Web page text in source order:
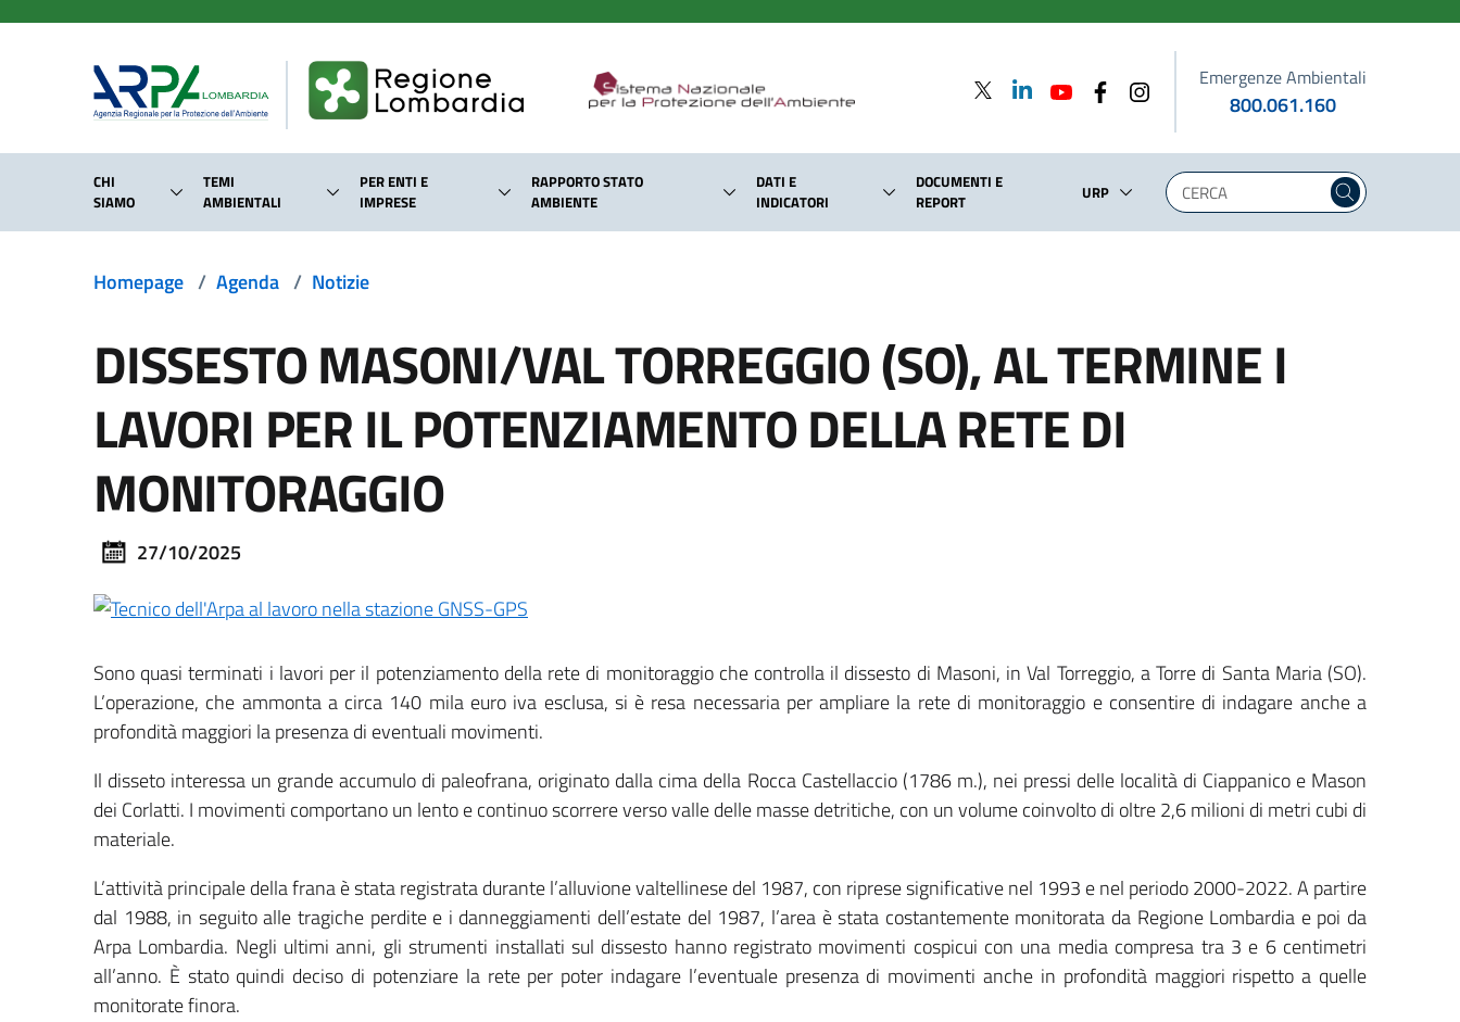
Emergenze Ambientali
800.061.160
CHI
SIAMO
TEMI
AMBIENTALI
PER ENTI E
IMPRESE
RAPPORTO STATO
AMBIENTE
DATI E
INDICATORI
DOCUMENTI E
REPORT
URP
Homepage / Agenda / Notizie
DISSESTO MASONI/VAL TORREGGIO (SO), AL TERMINE I
LAVORI PER IL POTENZIAMENTO DELLA RETE DI
MONITORAGGIO
27/10/2025
Sono quasi terminati i lavori per il potenziamento della rete di monitoraggio che controlla il dissesto di Masoni, in Val Torreggio, a Torre di Santa Maria (SO).
L’operazione, che ammonta a circa 140 mila euro iva esclusa, si è resa necessaria per ampliare la rete di monitoraggio e consentire di indagare anche a
profondità maggiori la presenza di eventuali movimenti.
Il disseto interessa un grande accumulo di paleofrana, originato dalla cima della Rocca Castellaccio (1786 m.), nei pressi delle località di Ciappanico e Mason
dei Corlatti. I movimenti comportano un lento e continuo scorrere verso valle delle masse detritiche, con un volume coinvolto di oltre 2,6 milioni di metri cubi di
materiale.
L’attività principale della frana è stata registrata durante l’alluvione valtellinese del 1987, con riprese significative nel 1993 e nel periodo 2000-2022. A partire
dal 1988, in seguito alle tragiche perdite e i danneggiamenti dell’estate del 1987, l’area è stata costantemente monitorata da Regione Lombardia e poi da
Arpa Lombardia. Negli ultimi anni, gli strumenti installati sul dissesto hanno registrato movimenti cospicui con una media compresa tra 3 e 6 centimetri
all’anno. È stato quindi deciso di potenziare la rete per poter indagare l’eventuale presenza di movimenti anche in profondità maggiori rispetto a quelle
monitorate finora.